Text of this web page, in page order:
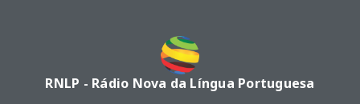
RNLP - Rádio Nova da Língua Portuguesa